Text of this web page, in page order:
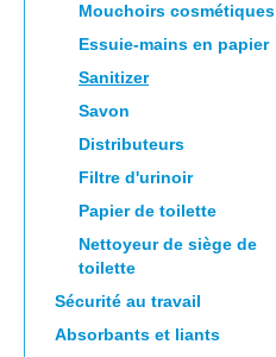
Mouchoirs cosmétiques
Essuie-mains en papier
Sanitizer
Savon
Distributeurs
Filtre d'urinoir
Papier de toilette
Nettoyeur de siège de
toilette
Sécurité au travail
Absorbants et liants